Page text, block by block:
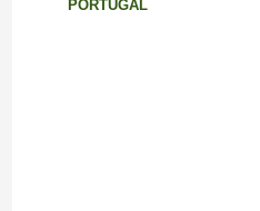
PORTUGAL